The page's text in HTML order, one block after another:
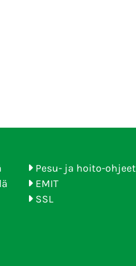
Pesu- ja hoito-ohjeet
EMIT
SSL